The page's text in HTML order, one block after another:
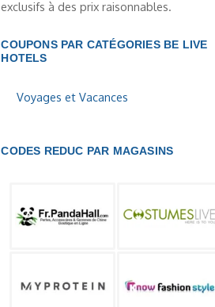
exclusifs à des prix raisonnables.
COUPONS PAR CATÉGORIES BE LIVE
HOTELS
Voyages et Vacances
CODES REDUC PAR MAGASINS